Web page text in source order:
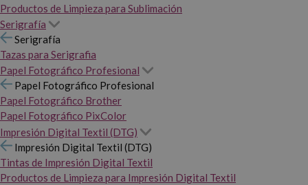
Productos de Limpieza para Sublimación
Serigrafía
Serigrafía
Tazas para Serigrafia
Papel Fotográfico Profesional
Papel Fotográfico Profesional
Papel Fotográfico Brother
Papel Fotográfico PixColor
Impresión Digital Textil (DTG)
Impresión Digital Textil (DTG)
Tintas de Impresión Digital Textil
Productos de Limpieza para Impresión Digital Textil